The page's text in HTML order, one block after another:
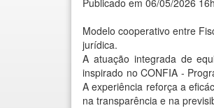
Publicado em 06/05/2026
Modelo cooperativo entre
jurídica.
A atuação integrada de
inspirado no CONFIA -
A experiência reforça a
na transparência e na